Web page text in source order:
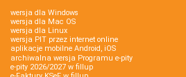
wersja dla Windows
wersja dla Mac OS
wersja dla Linux
wersja PIT przez internet online
aplikacje mobilne Android, iOS
archiwalna wersja Programu e-pity
e-pity 2026/2027 w fillup